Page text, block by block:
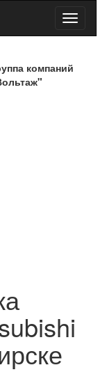
Toggle
компаний